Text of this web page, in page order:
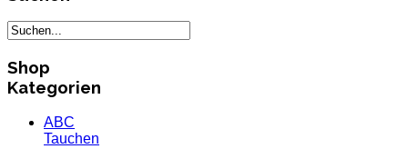
Shop
Kategorien
ABC
Tauchen